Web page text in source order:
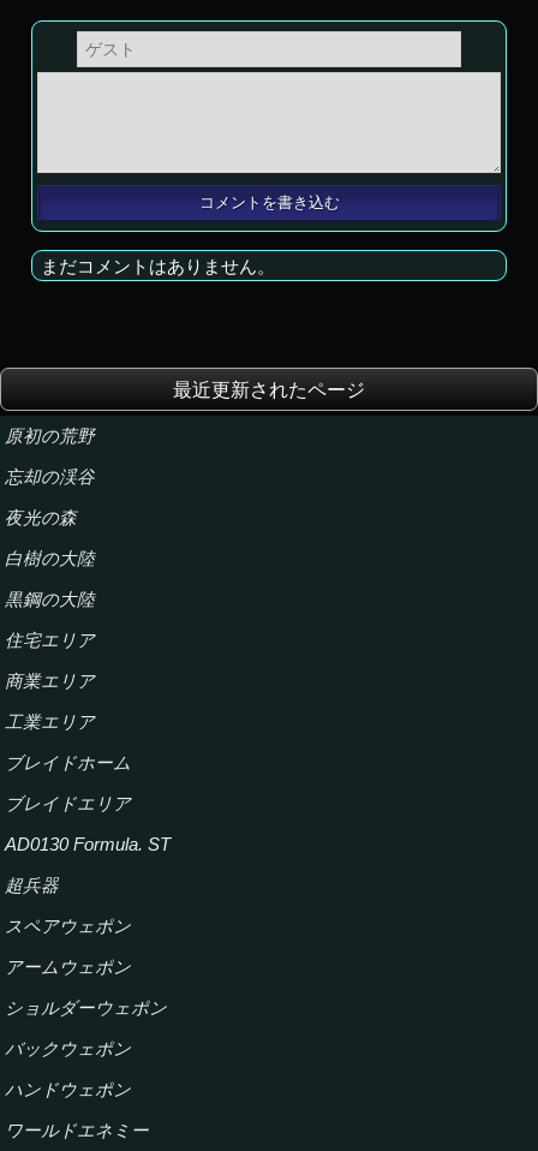
まだコメントはありません。
最近更新されたページ
原初の荒野
忘却の渓谷
夜光の森
白樹の大陸
黒鋼の大陸
住宅エリア
商業エリア
工業エリア
ブレイドホーム
ブレイドエリア
AD0130 Formula. ST
超兵器
スペアウェポン
アームウェポン
ショルダーウェポン
バックウェポン
ハンドウェポン
ワールドエネミー